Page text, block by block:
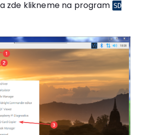
zde klikneme na program SD